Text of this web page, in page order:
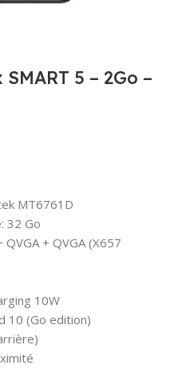
5 – 2Go –
MT6761D
32 Go
+ QVGA (X657
10W
10 (Go edition)